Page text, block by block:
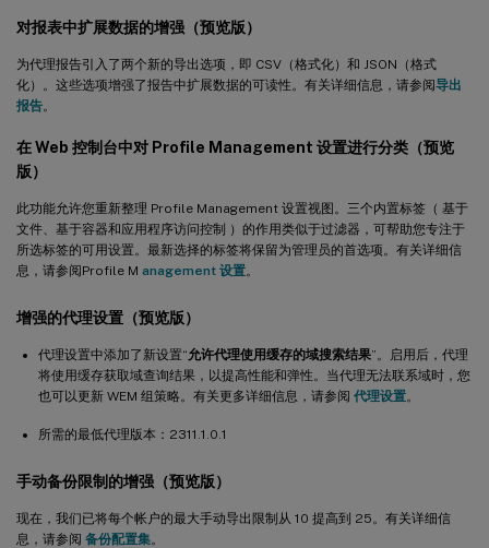
对报表中扩展数据的增强（预览版）
为代理报告引入了两个新的导出选项，即 CSV（格式化）和 JSON（格式
化）。这些选项增强了报告中扩展数据的可读性。有关详细信息，请参阅导出
报告。
在 Web 控制台中对 Profile Management 设置进行分类（预览
版）
此功能允许您重新整理 Profile Management 设置视图。三个内置标签（ 基于
文件、基于容器和应用程序访问控制 ）的作用类似于过滤器，可帮助您专注于
所选标签的可用设置。最新选择的标签将保留为管理员的首选项。有关详细信
息，请参阅Profile M anagement 设置。
增强的代理设置（预览版）
代理设置中添加了新设置“允许代理使用缓存的域搜索结果”。启用后，代理
将使用缓存获取域查询结果，以提高性能和弹性。当代理无法联系域时，您
也可以更新 WEM 组策略。有关更多详细信息，请参阅 代理设置。
所需的最低代理版本：2311.1.0.1
手动备份限制的增强（预览版）
现在，我们已将每个帐户的最大手动导出限制从 10 提高到 25。有关详细信
息，请参阅 备份配置集。